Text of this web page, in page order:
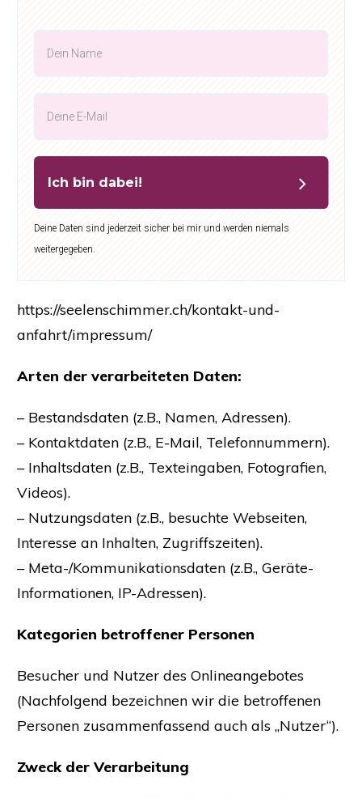
Ich bin dabei!
Deine Daten sind jederzeit sicher bei mir und werden niemals
weitergegeben.
https://seelenschimmer.ch/kontakt-und-
anfahrt/impressum/
Arten der verarbeiteten Daten:
– Bestandsdaten (z.B., Namen, Adressen).
– Kontaktdaten (z.B., E-Mail, Telefonnummern).
– Inhaltsdaten (z.B., Texteingaben, Fotografien,
Videos).
– Nutzungsdaten (z.B., besuchte Webseiten,
Interesse an Inhalten, Zugriffszeiten).
– Meta-/Kommunikationsdaten (z.B., Geräte-
Informationen, IP-Adressen).
Kategorien betroffener Personen
Besucher und Nutzer des Onlineangebotes
(Nachfolgend bezeichnen wir die betroffenen
Personen zusammenfassend auch als „Nutzer“).
Zweck der Verarbeitung